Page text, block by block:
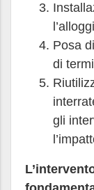
Posa
di
gli